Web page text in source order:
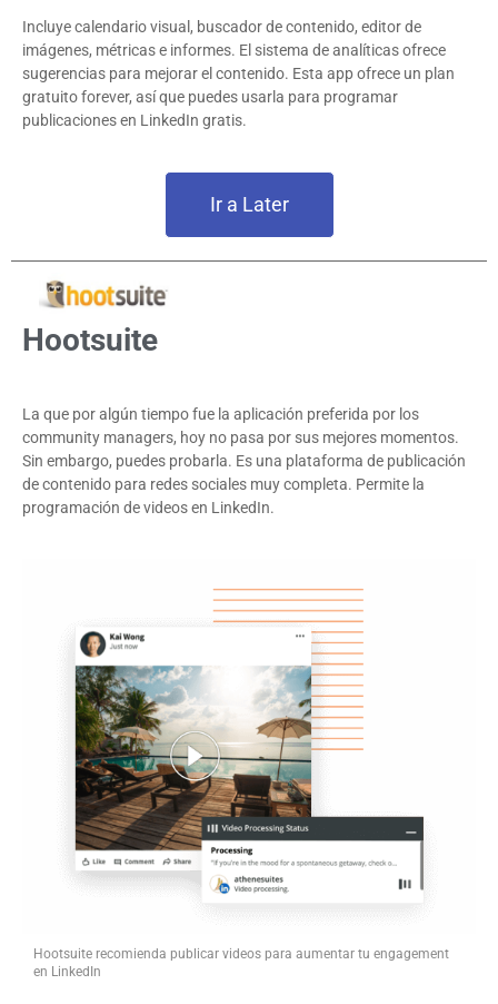
Incluye calendario visual, buscador de contenido, editor de
imágenes, métricas e informes. El sistema de analíticas ofrece
sugerencias para mejorar el contenido. Esta app ofrece un plan
gratuito forever, así que puedes usarla para programar
publicaciones en LinkedIn gratis.
Ir a Later
Hootsuite
La que por algún tiempo fue la aplicación preferida por los
community managers, hoy no pasa por sus mejores momentos.
Sin embargo, puedes probarla. Es una plataforma de publicación
de contenido para redes sociales muy completa. Permite la
programación de videos en LinkedIn.
Hootsuite recomienda publicar videos para aumentar tu engagement
en LinkedIn